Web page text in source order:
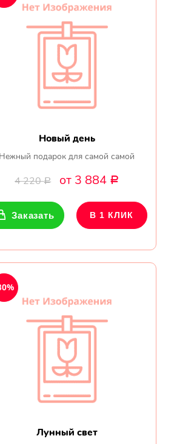
Новый день
Нежный подарок для самой самой
4 220Р от 3 884 Р
Заказать В 1 КЛИК
Лунный свет